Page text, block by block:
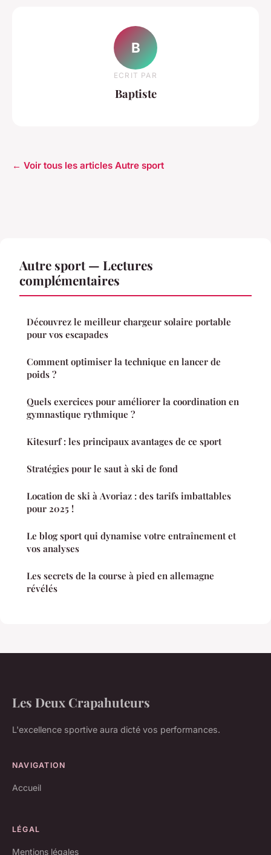
B
ECRIT PAR
Baptiste
← Voir tous les articles Autre sport
Autre sport — Lectures
complémentaires
Découvrez le meilleur chargeur solaire portable
pour vos escapades
Comment optimiser la technique en lancer de
poids ?
Quels exercices pour améliorer la coordination en
gymnastique rythmique ?
Kitesurf : les principaux avantages de ce sport
Stratégies pour le saut à ski de fond
Location de ski à Avoriaz : des tarifs imbattables
pour 2025 !
Le blog sport qui dynamise votre entraînement et
vos analyses
Les secrets de la course à pied en allemagne
révélés
Les Deux Crapahuteurs
L'excellence sportive aura dicté vos performances.
NAVIGATION
Accueil
LÉGAL
Mentions légales